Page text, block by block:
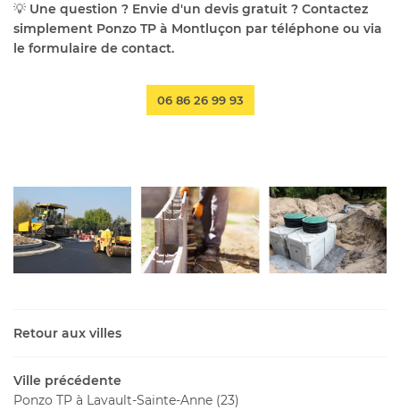
💡 Une question ? Envie d'un devis gratuit ? Contactez
simplement Ponzo TP à Montluçon par téléphone ou via
le formulaire de contact.
06 86 26 99 93
Retour aux villes
Ville précédente
Ponzo TP à Lavault-Sainte-Anne (23)